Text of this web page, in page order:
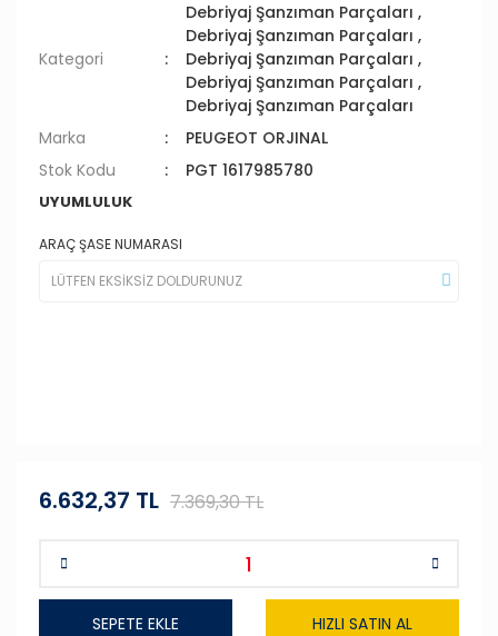
Kategori
Debriyaj Şanzıman Parçaları ,
Debriyaj Şanzıman Parçaları ,
Debriyaj Şanzıman Parçaları ,
Debriyaj Şanzıman Parçaları ,
Debriyaj Şanzıman Parçaları
Marka
PEUGEOT ORJINAL
Stok Kodu
PGT 1617985780
UYUMLULUK
ARAÇ ŞASE NUMARASI
6.632,37 TL 7.369,30 TL
SEPETE EKLE HIZLI SATIN AL